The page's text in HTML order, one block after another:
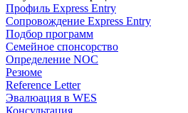
Профиль Express Entry
Сопровождение Express Entry
Подбор программ
Семейное спонсорство
Определение NOC
Резюме
Reference Letter
Эвалюация в WES
Консультация